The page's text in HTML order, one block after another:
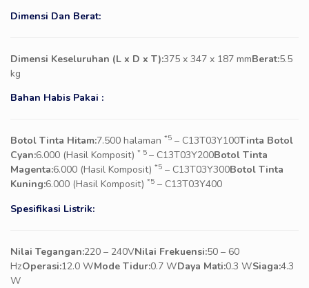
Dimensi Dan Berat:
Dimensi Keseluruhan (L x D x T):375 x 347 x 187 mmBerat:5.5
kg
Bahan Habis Pakai :
Botol Tinta Hitam:7.500 halaman *5 – C13T03Y100Tinta Botol
Cyan:6.000 (Hasil Komposit) * 5 – C13T03Y200Botol Tinta
Magenta:6.000 (Hasil Komposit) *5 – C13T03Y300Botol Tinta
Kuning:6.000 (Hasil Komposit) *5 – C13T03Y400
Spesifikasi Listrik:
Nilai Tegangan:220 – 240VNilai Frekuensi:50 – 60
HzOperasi:12.0 WMode Tidur:0.7 WDaya Mati:0.3 WSiaga:4.3
W